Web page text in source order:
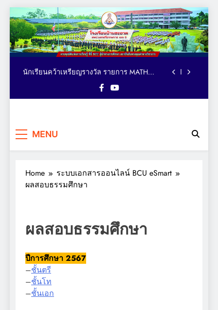
Skip
to
contentตารางอาหารกลางวัน โรงเรียนบ้านชะอวด วัน
ที่ 3-7 สิงหาคม 2569
คณะผู้บริหาร เยี่ยม ติดตาม ให้กำลังใจ การจัด
กิจกรรมเทควันโด ของนักเรียนหลักสูตรภาษา
อังกฤษ MEP : Bancha-uat School
นักเรียนคว้าเหรียญรางวัล รายการ MATH
มอบถ้วยรางวัล เหรียญรางวัล และเกียรติบัตร
แก่นักเรียน รายการมหกรรมกีฬาวิชาการเพื่อ
คณะผู้บริหาร เยี่ยม ติดตาม ให้กำลังใจ การจัด
กิจกรรมเทควันโด ของนักเรียนหลักสูตรภาษา
อังกฤษ MEP : Bancha-uat School
นักเรียนคว้าเหรียญรางวัล รายการ MATH
ระดับประเทศ
มอบถ้วยรางวัล เหรียญรางวัล และเกียรติบัตร
แก่นักเรียน รายการมหกรรมกีฬาวิชาการเพื่อ
การศึกษาระดับประเทศ VTEA V-UP+ SUPREME
บ้านชะอวด
MENU
Home
ระบบเอกสารออนไลน์ BCU eSmart
ผลสอบธรรมศึกษา
ผลสอบธรรมศึกษา
ปีการศึกษา 2567
–ชั้นตรี
–ชั้นโท
–ชั้นเอก